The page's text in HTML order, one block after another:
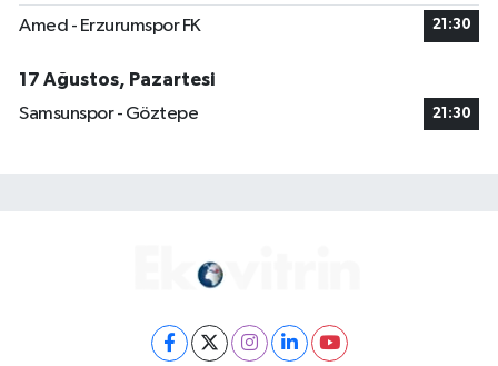
Amed - Erzurumspor FK 21:30
17 Ağustos, Pazartesi
Samsunspor - Göztepe
21:30